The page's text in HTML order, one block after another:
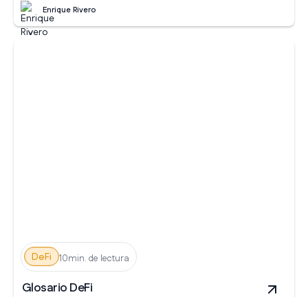
Enrique Rivero
DeFi 10min. de lectura
Glosario DeFi